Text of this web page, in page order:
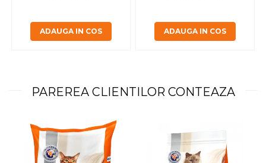
ADAUGA IN COS ADAUGA IN COS
PAREREA CLIENTILOR CONTEAZA